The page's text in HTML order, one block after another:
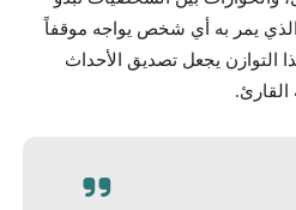
الذي يمر به أي شخص يواجه موقفاً
التوازن يجعل تصديق الأحداث
القارئ.